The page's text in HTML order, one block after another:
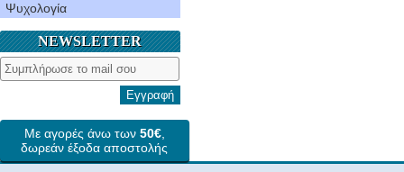
Ψυχολογία
NEWSLETTER
Εγγραφή
Με αγορές άνω των 50€
δωρεάν έξοδα αποστολής